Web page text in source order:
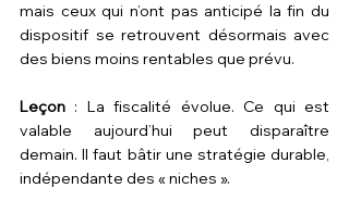
mais ceux qui n’ont pas anticipé la fin du
dispositif se retrouvent désormais avec
des biens moins rentables que prévu.
Leçon : La fiscalité évolue. Ce qui est
valable aujourd’hui peut disparaître
demain. Il faut bâtir une stratégie durable,
indépendante des « niches ».